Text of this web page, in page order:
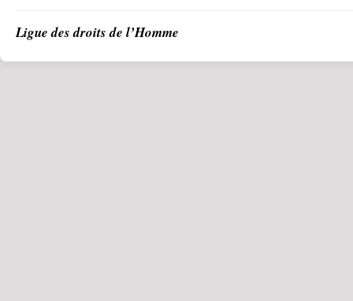
Ligue des droits de l’Homme